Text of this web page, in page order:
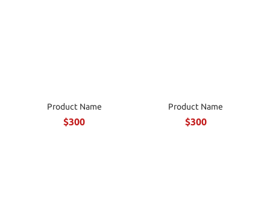
Product Name
$300
Product Name
$300